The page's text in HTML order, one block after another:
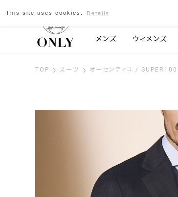
京都発のスーツブランド
メンズ ウィメンズ
TOP スーツ オーセンティコ /
This site uses cookies. Details